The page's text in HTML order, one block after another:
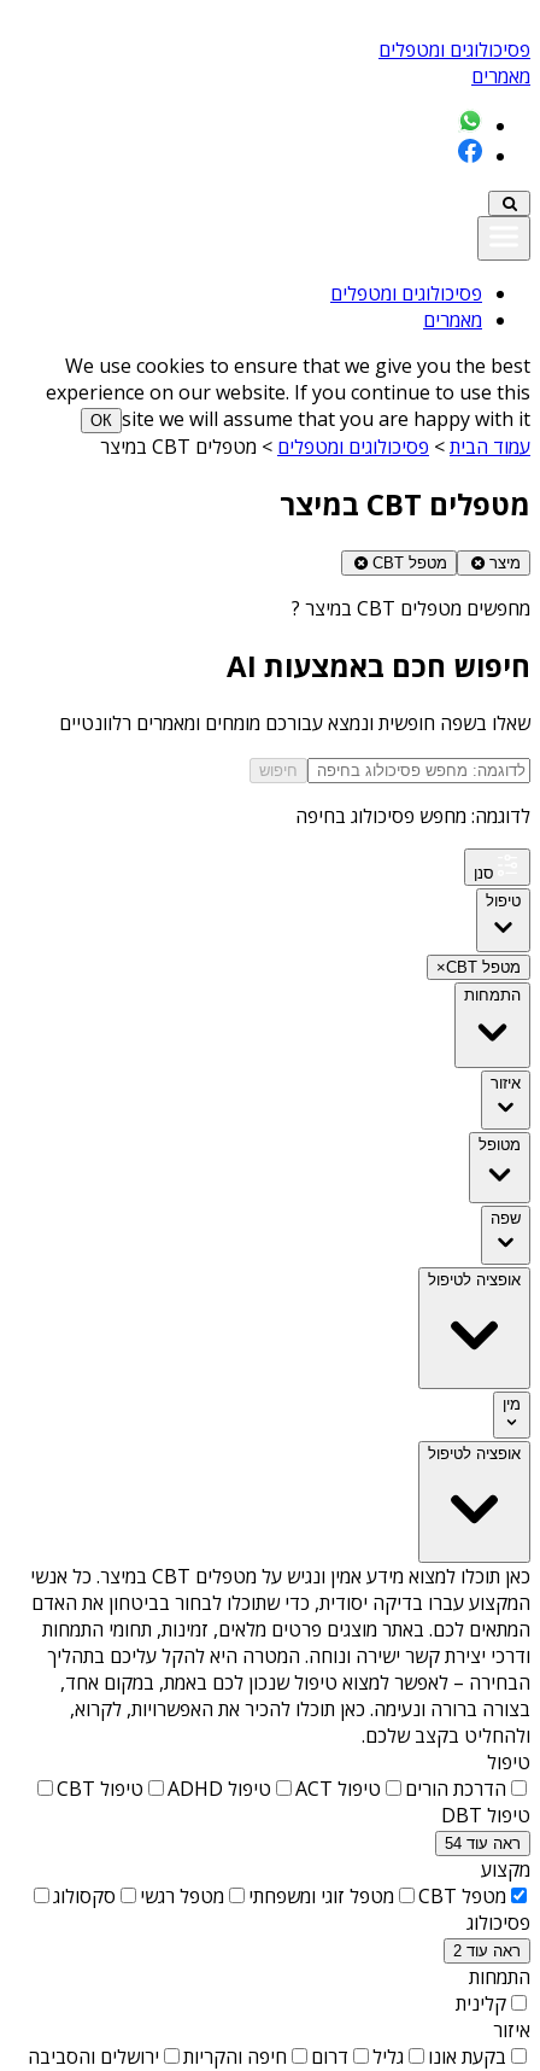
פסיכולוגים ומטפלים
מאמרים
פסיכולוגים ומטפלים
מאמרים
We use cookies to ensure that we give you the best
experience on our website. If you continue to use this
site we will assume that you are happy with it
ОК
עמוד הבית> פסיכולוגים ומטפלים > מטפלים CBT במיצר
מטפלים CBT במיצר
מיצר מטפל CBT
מחפשים מטפלים CBT במיצר ?
חיפוש חכם באמצעות AI
שאלו בשפה חופשית ונמצא עבורכם מומחים ומאמרים רלוונטיים
חיפוש
לדוגמה: מחפש פסיכולוג בחיפה
סנן
טיפול
מטפל CBT
×
התמחות
איזור
מטופל
שפה
אופציה לטיפול
מין
אופציה לטיפול
כאן תוכלו למצוא מידע אמין ונגיש על מטפלים CBT במיצר
. כל אנשי
המקצוע עברו בדיקה יסודית, כדי שתוכלו לבחור בביטחון את האדם
המתאים לכם. באתר מוצגים פרטים מלאים, זמינות, תחומי התמחות
ודרכי יצירת קשר ישירה ונוחה. המטרה היא להקל עליכם בתהליך
הבחירה – לאפשר למצוא טיפול שנכון לכם באמת, במקום אחד,
בצורה ברורה ונעימה. כאן תוכלו להכיר את האפשרויות, לקרוא,
ולהחליט בקצב שלכם.
טיפול
הדרכת הורים
טיפול ACT טיפול ADHD
טיפול CBT
טיפול DBT
ראה עוד 54
מקצוע
מטפל CBT
מטפל זוגי ומשפחתי מטפל רגשי
סקסולוג
פסיכולוג
ראה עוד 2
התמחות
קלינית
איזור
בקעת אונו
גליל דרום חיפה והקריות ירושלים והסביבה